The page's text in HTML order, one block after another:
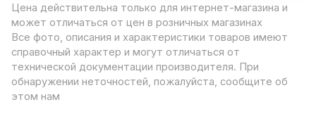
Цена действительна только для интернет-магазина и
может отличаться от цен в розничных магазинах
Все фото, описания и характеристики товаров имеют
справочный характер и могут отличаться от
технической документации производителя. При
обнаружении неточностей, пожалуйста, сообщите об
этом нам